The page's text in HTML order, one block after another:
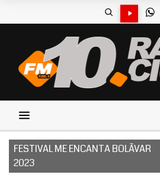
FESTIVAL ME ENCANTA BOLÃ­VAR
2023